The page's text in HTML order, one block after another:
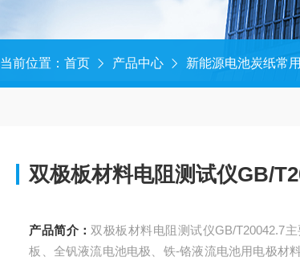
当前位置： 首页 产品中心 新能源电池炭纸常
双极板材料电阻测试仪GB/
产品简介： 双极板材料电阻测试仪GB/T20042.7
板、全钒液流电池电极、铁-铬液流电池用电极材